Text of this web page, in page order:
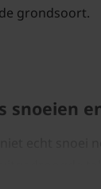
grondsoort.
snoeien